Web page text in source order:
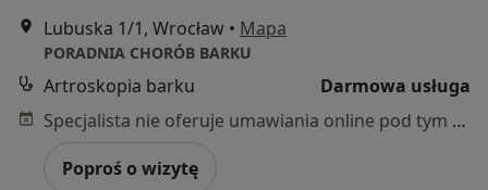
Lubuska 1/1, Wrocław • Mapa
PORADNIA CHORÓB BARKU
Artroskopia barku
Darmowa usługa
Specjalista nie oferuje umawiania online pod tym adresem.
Poproś o wizytę